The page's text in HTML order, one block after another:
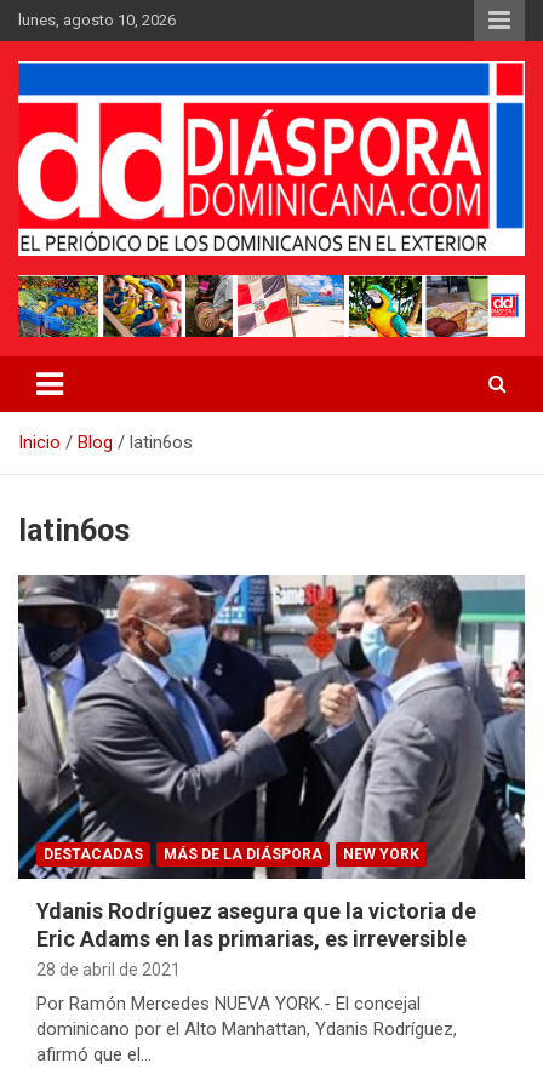
Saltar
al
contenido
lunes, agosto 10, 2026
Periódico Diáspora Dominicana
Inicio Blog latin6os
latin6os
DESTACADAS MÁS DE LA DIÁSPORA NEW YORK
Ydanis Rodríguez asegura que la victoria de
Eric Adams en las primarias, es irreversible
28 de abril de 2021
Por Ramón Mercedes NUEVA YORK.- El concejal
dominicano por el Alto Manhattan, Ydanis Rodríguez,
afirmó que el…